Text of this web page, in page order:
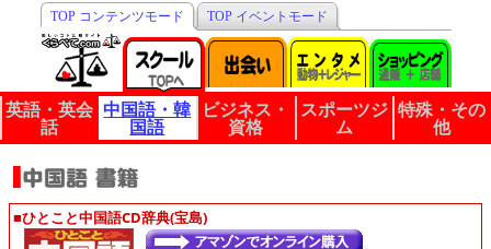
TOP コンテンツモード TOP イベントモード
英語・英会
話
中国語・韓
国語
ビジネス・
資格
スポーツジ
ム
特殊・その
他
■ひとこと中国語CD辞典(宝島)